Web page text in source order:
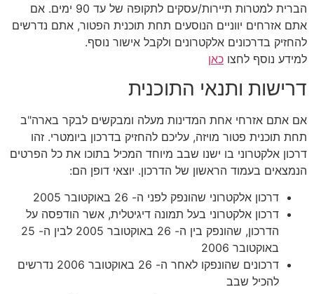
הברית למטרות תיירות/עסקים לתקופה של עד 90 ימים. אם
אתם אזרחים יווניים הנוסעים תחת תוכנית הפטור, אתם נדרשים
להחזיק בדרכונים אלקטרונים ולקבל אישור נוסף.
למידע נוסף לחצו כאן
דרישות ותנאי התוכנית
אם אתם אזרחי אחת המדינות מעלה ומבקשים לבקר בארה"ב
תחת תוכנית פטור מויזה, עליכם להחזיק בדרכון ביומטרי. זהו
דרכון אלקטרוני בו ישנו שבב מיוחד המכיל בתוכו את כל הפרטים
הנמצאים בעמוד הראשון של הדרכון. יוצאי דופן הם:
דרכון אלקטרוני שהונפק לפני ה- 26 באוקטובר 2005
דרכון אלקטרוני בעל תמונה דיגיטלית, אשר הודפסה על
הדרכון, שהונפק בין ה- 26 באוקטובר 2005 לבין ה- 25
באוקטובר 2006
דרכונים שהונפקו לאחר ה- 26 באוקטובר 2006 נדרשים
להכיל שבב